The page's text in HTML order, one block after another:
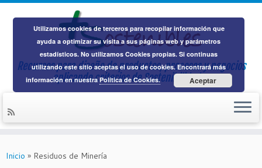
Recursos para diseño de productos, procesos y negocios
aplicandocriterios de Sostenibilidad
Inicio » Residuos de Minería
Utilizamos cookies de terceros para recopilar información que
ayuda a optimizar su visita a sus páginas web y parámetros
estadísticos. No utilizamos Cookies propias. Si continuas
utilizando este sitio aceptas el uso de cookies. Encontrará más
información en nuestraPolítica de Cookies. Aceptar